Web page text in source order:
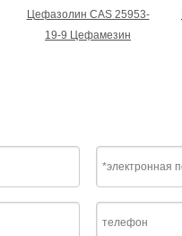
Цефазолин CAS 25953-
19-9 Цефамезин